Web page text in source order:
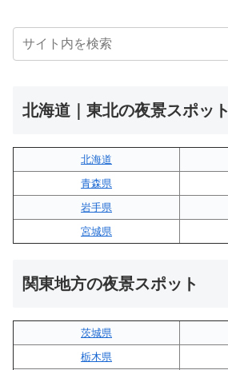
北海道｜東北の夜景スポット
北海道
青森県
岩手県
宮城県
関東地方の夜景スポット
茨城県
栃木県